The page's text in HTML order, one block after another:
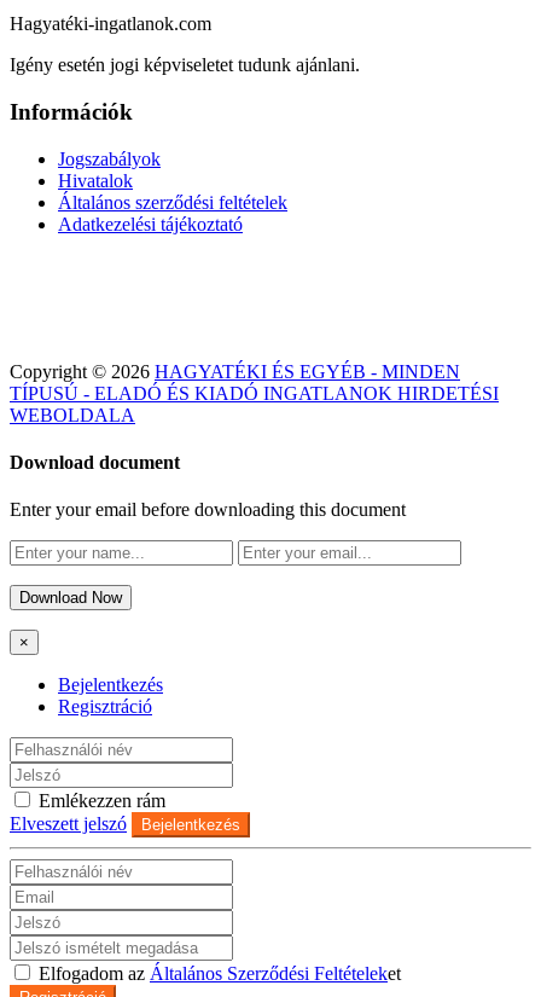
Hagyatéki-ingatlanok.com
Igény esetén jogi képviseletet tudunk ajánlani.
Információk
Jogszabályok
Hivatalok
Általános szerződési feltételek
Adatkezelési tájékoztató
Copyright © 2026 HAGYATÉKI ÉS EGYÉB - MINDEN
TÍPUSÚ - ELADÓ ÉS KIADÓ INGATLANOK HIRDETÉSI
WEBOLDALA
Download document
Enter your email before downloading this document
Download Now
×
Bejelentkezés
Regisztráció
Emlékezzen rám
Elveszett jelszó
Bejelentkezés
Elfogadom az Általános Szerződési Feltételeket